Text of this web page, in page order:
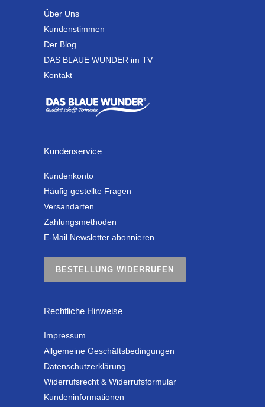
Über Uns
Kundenstimmen
Der Blog
DAS BLAUE WUNDER im TV
Kontakt
Kundenservice
Kundenkonto
Häufig gestellte Fragen
Versandarten
Zahlungsmethoden
E-Mail Newsletter abonnieren
BESTELLUNG WIDERRUFEN
Rechtliche Hinweise
Impressum
Allgemeine Geschäftsbedingungen
Datenschutzerklärung
Widerrufsrecht & Widerrufsformular
Kundeninformationen